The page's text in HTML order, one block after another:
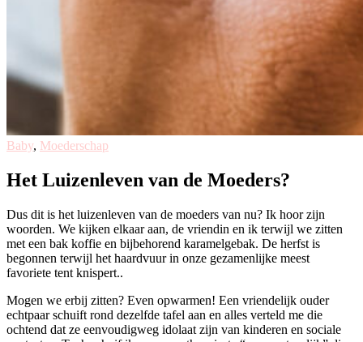
Baby, Moederschap
Het Luizenleven van de Moeders?
Dus dit is het luizenleven van de moeders van nu? Ik hoor zijn
woorden. We kijken elkaar aan, de vriendin en ik terwijl we zitten
met een bak koffie en bijbehorend karamelgebak. De herfst is
begonnen terwijl het haardvuur in onze gezamenlijke meest
favoriete tent knispert..
Mogen we erbij zitten? Even opwarmen! Een vriendelijk ouder
echtpaar schuift rond dezelfde tafel aan en alles verteld me die
ochtend dat ze eenvoudigweg idolaat zijn van kinderen en sociale